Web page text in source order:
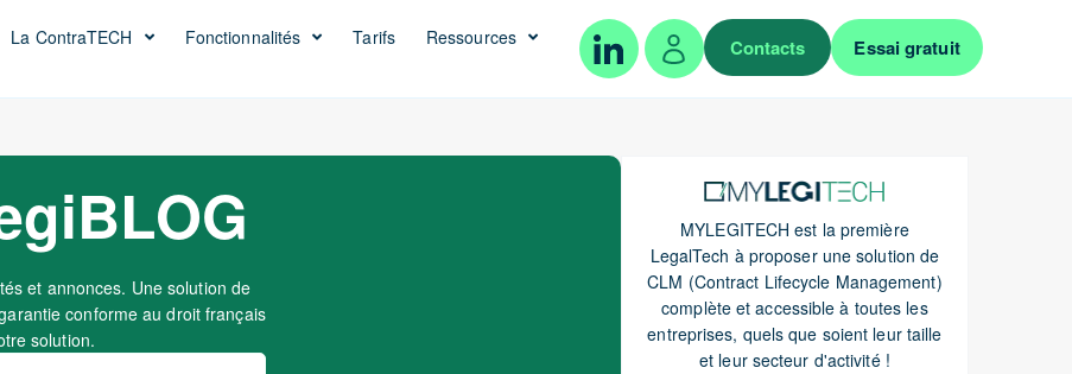
La ContraTECH Fonctionnalités Tarifs Ressources Contacts Essai gratuit
et annonces. Une solution de
conforme au droit français
solution.
MYLEGITECH est la première
LegalTech à proposer une solution de
CLM (Contract Lifecycle Management)
complète et accessible à toutes les
entreprises, quels que soient leur taille
et leur secteur d'activité !